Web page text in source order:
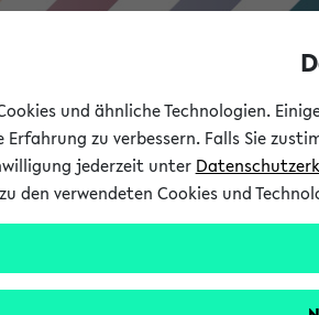
Studium
veröffentlichten
und ähnliche Technologien.
Erfahrung zu verbessern. Falls Sie
jederzeit unter
den verwendeten Cookies und